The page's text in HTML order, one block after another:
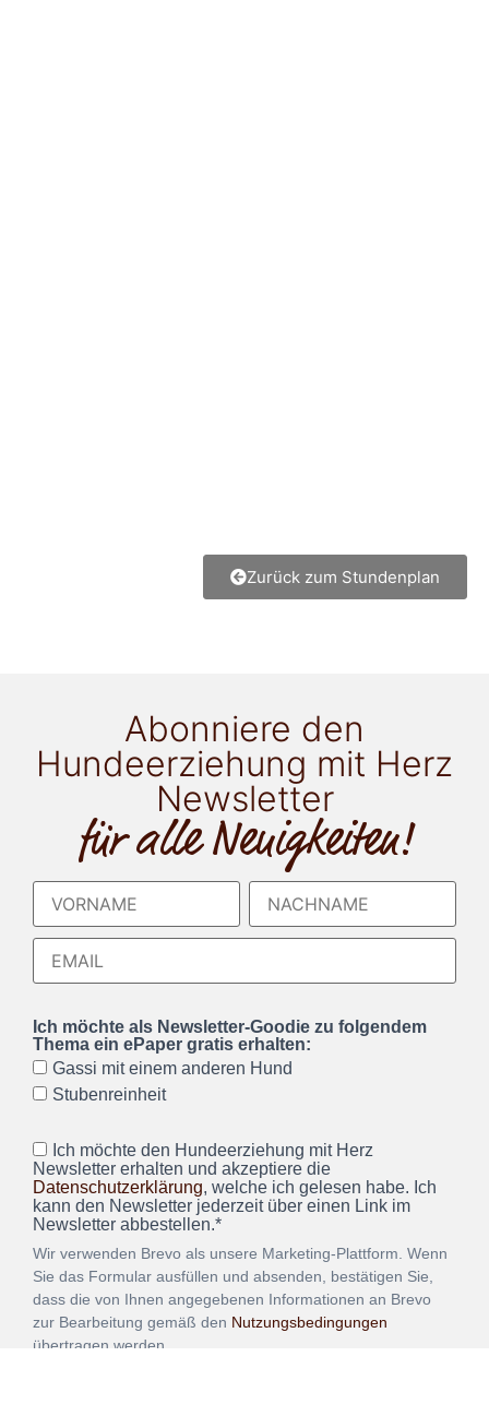
Zurück zum Stundenplan
Abonniere den
Hundeerziehung mit Herz
Newsletter
für alle Neuigkeiten!
Ich möchte als Newsletter-Goodie zu folgendem
Thema ein ePaper gratis erhalten:
Gassi mit einem anderen Hund
Stubenreinheit
Ich möchte den Hundeerziehung mit Herz
Newsletter erhalten und akzeptiere die
Datenschutzerklärung, welche ich gelesen habe. Ich
kann den Newsletter jederzeit über einen Link im
Newsletter abbestellen.*
Wir verwenden Brevo als unsere Marketing-Plattform. Wenn
Sie das Formular ausfüllen und absenden, bestätigen Sie,
dass die von Ihnen angegebenen Informationen an Brevo
zur Bearbeitung gemäß den Nutzungsbedingungen
übertragen werden.